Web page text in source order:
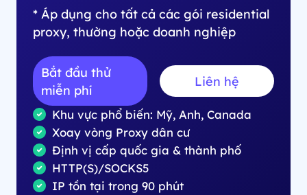
* Áp dụng cho tất cả các gói residential
proxy, thường hoặc doanh nghiệp
Bắt đầu thử
miễn phí
Liên hệ
Khu vực phổ biến: Mỹ, Anh, Canada
Xoay vòng Proxy dân cư
Định vị cấp quốc gia & thành phố
HTTP(S)/SOCKS5
IP tồn tại trong 90 phút